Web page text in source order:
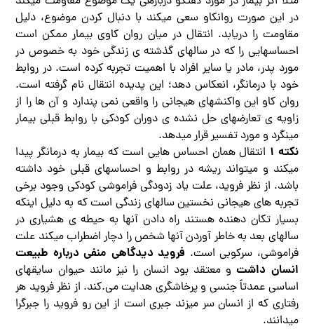
در این صورت روانکاو سعی میکند با دنبال کردن موضوع، دلیل
مقاومت را دریابد. انتقال در میان روان کاوی بیمار ممکن است
احساسهایی را که در سالهای گذشته ی زندگی خود به خصوص در
مورد پدر، مادر یا سایر افراد با اهمیت تجربه کرده است. در روابط
خود با درمانگر، انعکاس دهد؛ این پدیده انتقال نام گرفته است.
روان کاو این واکنشهای هیجانی را واقعی نمی پندارد و آن ها را از
زاویه ی تعارضهای حل نشده ی دوران کودکی با روابط قبلی بیمار
مینگرد و مورد تفسیر قرار میدهد.
نکته ۱
انتقال همان احساس هایی است که بیمار به درمانگر پیدا
میکند و میتواند ریشه در روابط و احساسهای قبلی خود داشته
باشد. از نظر فروید، علت یاد زدودگی فراموشی کودکی وجود برخی
تجربه های هیجانی نخستین سالهای زندگی است که به دلیل اینکه
بسیار تکان دهنده هستند راه دادن آنها به حیطه ی هشیاری در
سالهای بعد به خاطر آوردن آنها شخص را دچار اضطراب میکند علت
فراموشی، سرکوبی است. فروید دیدگاهی منفی درباره طبیعت
انسان داشتو معتقد بود انسان را نیز مانند حیوان سایقهای
اساسی عمدتاً جنسی و پرخاشگری هدایت می.کند. از نظر فروید هر
رفتاری که از انسان سر میزند جبری است از این رو فروید را جبرگرا
میدانند.